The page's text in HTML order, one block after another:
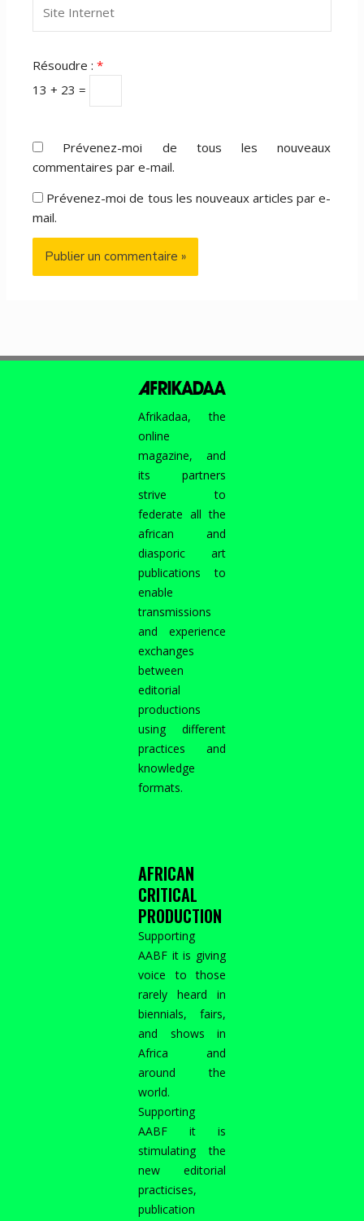
Internet
Résoudre :*
13 + 23 =
Prévenez-moi de tous les nouveaux
commentaires par e-mail.
Prévenez-moi de tous les nouveaux articles par e-
mail.
Afrikadaa, the
online
magazine, and
its partners
strive to
federate all the
african and
diasporic art
publications to
enable
transmissions
and experience
exchanges
between
editorial
productions
using different
practices and
knowledge
formats.
AFRICAN
CRITICAL
PRODUCTION
Supporting
AABF it is giving
voice to those
rarely heard in
biennials, fairs,
and shows in
Africa and
around the
world.
Supporting
AABF it is
stimulating the
new editorial
practicises,
publication